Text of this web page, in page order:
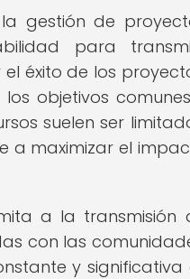
gestión de
para
éxito de los
objetivos
suelen ser
a maximizar el
a la transmisión
con las
y significativa